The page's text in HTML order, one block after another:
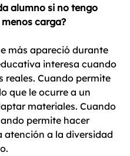
alumno si no tengo
carga?
más apareció durante
interesa cuando
reales. Cuando permite
que le ocurre a un
materiales. Cuando
permite hacer
atención a la diversidad